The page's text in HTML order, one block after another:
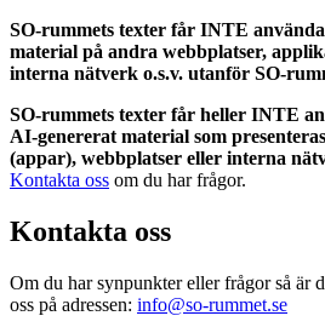
SO-rummets texter får INTE
material på andra webbplatser,
interna nätverk o.s.v. utanför SO-
SO-rummets texter får heller INTE
AI-genererat material som
(appar), webbplatser eller interna
Kontakta oss om du har frågor.
Kontakta oss
Om du har synpunkter eller frågor så är
oss på adressen: info@so-rummet.se